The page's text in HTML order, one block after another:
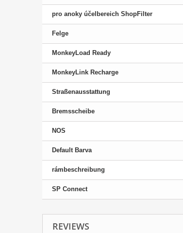
pro anoky účelbereich ShopFilter
Felge
MonkeyLoad Ready
MonkeyLink Recharge
Straßenausstattung
Bremsscheibe
NOS
Default Barva
rámbeschreibung
SP Connect
REVIEWS